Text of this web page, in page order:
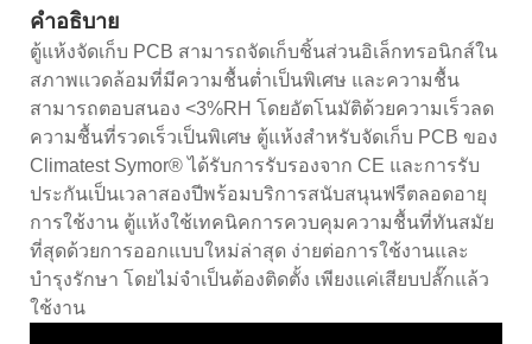
คำอธิบาย
ตู้แห้งจัดเก็บ PCB สามารถจัดเก็บชิ้นส่วนอิเล็กทรอนิกส์ใน
สภาพแวดล้อมที่มีความชื้นต่ำเป็นพิเศษ และความชื้น
สามารถตอบสนอง <3%RH โดยอัตโนมัติด้วยความเร็วลด
ความชื้นที่รวดเร็วเป็นพิเศษ ตู้แห้งสำหรับจัดเก็บ PCB ของ
Climatest Symor® ได้รับการรับรองจาก CE และการรับ
ประกันเป็นเวลาสองปีพร้อมบริการสนับสนุนฟรีตลอดอายุ
การใช้งาน ตู้แห้งใช้เทคนิคการควบคุมความชื้นที่ทันสมัย
ที่สุดด้วยการออกแบบใหม่ล่าสุด ง่ายต่อการใช้งานและ
บำรุงรักษา โดยไม่จำเป็นต้องติดตั้ง เพียงแค่เสียบปลั๊กแล้ว
ใช้งาน